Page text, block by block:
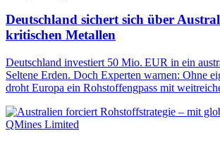
Deutschland sichert sich über
kritischen Metallen
Deutschland investiert 50 Mio. EUR in ein
Seltene Erden. Doch Experten warnen: Ohne
droht Europa ein Rohstoffengpass mit
QMines Limited